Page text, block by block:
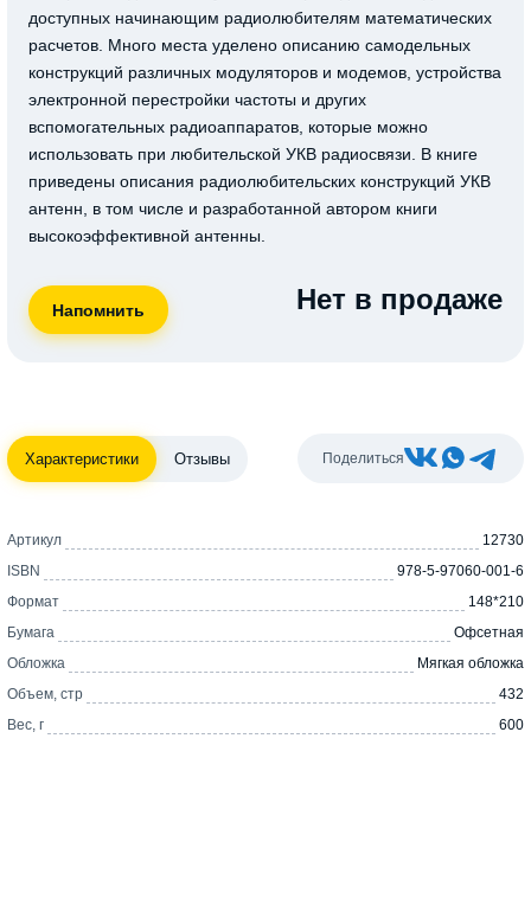
доступных начинающим радиолюбителям математических
расчетов. Много места уделено описанию самодельных
конструкций различных модуляторов и модемов, устройства
электронной перестройки частоты и других
вспомогательных радиоаппаратов, которые можно
использовать при любительской УКВ радиосвязи. В книге
приведены описания радиолюбительских конструкций УКВ
антенн, в том числе и разработанной автором книги
высокоэффективной антенны.
Нет в продаже
Характеристики Отзывы Поделиться
Артикул
12730
ISBN
978-5-97060-001-6
Формат
148*210
Бумага
Офсетная
Обложка
Мягкая обложка
Объем, стр
432
Вес, г
600